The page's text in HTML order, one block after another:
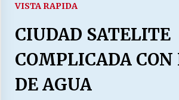
LA DC POR
HISTORIA
28/07/2026
“ORGULLOSOS DE SER DC”
VISTA RAPIDA
CIUDAD SATELITE
COMPLICADA CON
DE AGUA